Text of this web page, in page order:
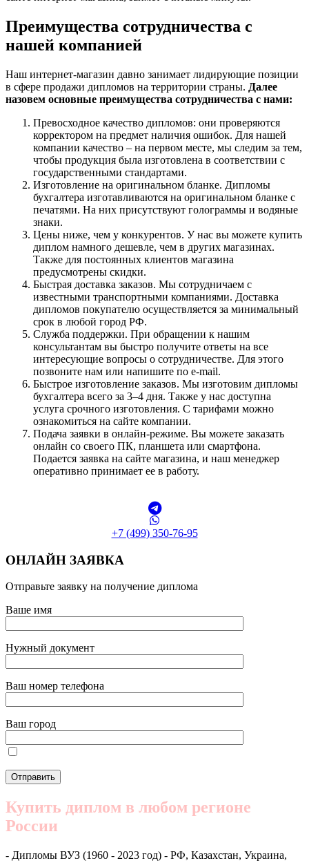
Преимущества сотрудничества с
нашей компанией
Наш интернет-магазин давно занимает лидирующие позиции
в сфере продажи дипломов на территории страны. Далее
назовем основные преимущества сотрудничества с нами:
Превосходное качество дипломов: они проверяются
корректором на предмет наличия ошибок. Для нашей
компании качество – на первом месте, мы следим за тем,
чтобы продукция была изготовлена в соответствии с
государственными стандартами.
Изготовление на оригинальном бланке. Дипломы
бухгалтера изготавливаются на оригинальном бланке с
печатями. На них присутствуют голограммы и водяные
знаки.
Цены ниже, чем у конкурентов. У нас вы можете купить
диплом намного дешевле, чем в других магазинах.
Также для постоянных клиентов магазина
предусмотрены скидки.
Быстрая доставка заказов. Мы сотрудничаем с
известными транспортными компаниями. Доставка
дипломов покупателю осуществляется за минимальный
срок в любой город РФ.
Служба поддержки. При обращении к нашим
консультантам вы быстро получите ответы на все
интересующие вопросы о сотрудничестве. Для этого
позвоните нам или напишите по e-mail.
Быстрое изготовление заказов. Мы изготовим дипломы
бухгалтера всего за 3–4 дня. Также у нас доступна
услуга срочного изготовления. С тарифами можно
ознакомиться на сайте компании.
Подача заявки в онлайн-режиме. Вы можете заказать
онлайн со своего ПК, планшета или смартфона.
Подается заявка на сайте магазина, и наш менеджер
оперативно принимает ее в работу.
+7 (499) 350-76-95
ОНЛАЙН ЗАЯВКА
Отправьте заявку на получение диплома
Ваше имя
Нужный документ
Ваш номер телефона
Ваш город
Купить диплом в любом регионе
России
- Дипломы ВУЗ (1960 - 2023 год) - РФ, Казахстан, Украина,